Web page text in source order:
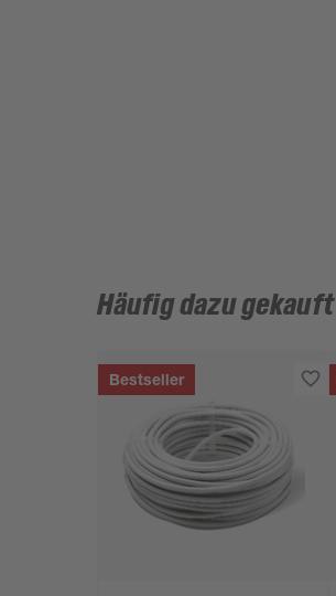
Häufig dazu gekauft
Bestseller